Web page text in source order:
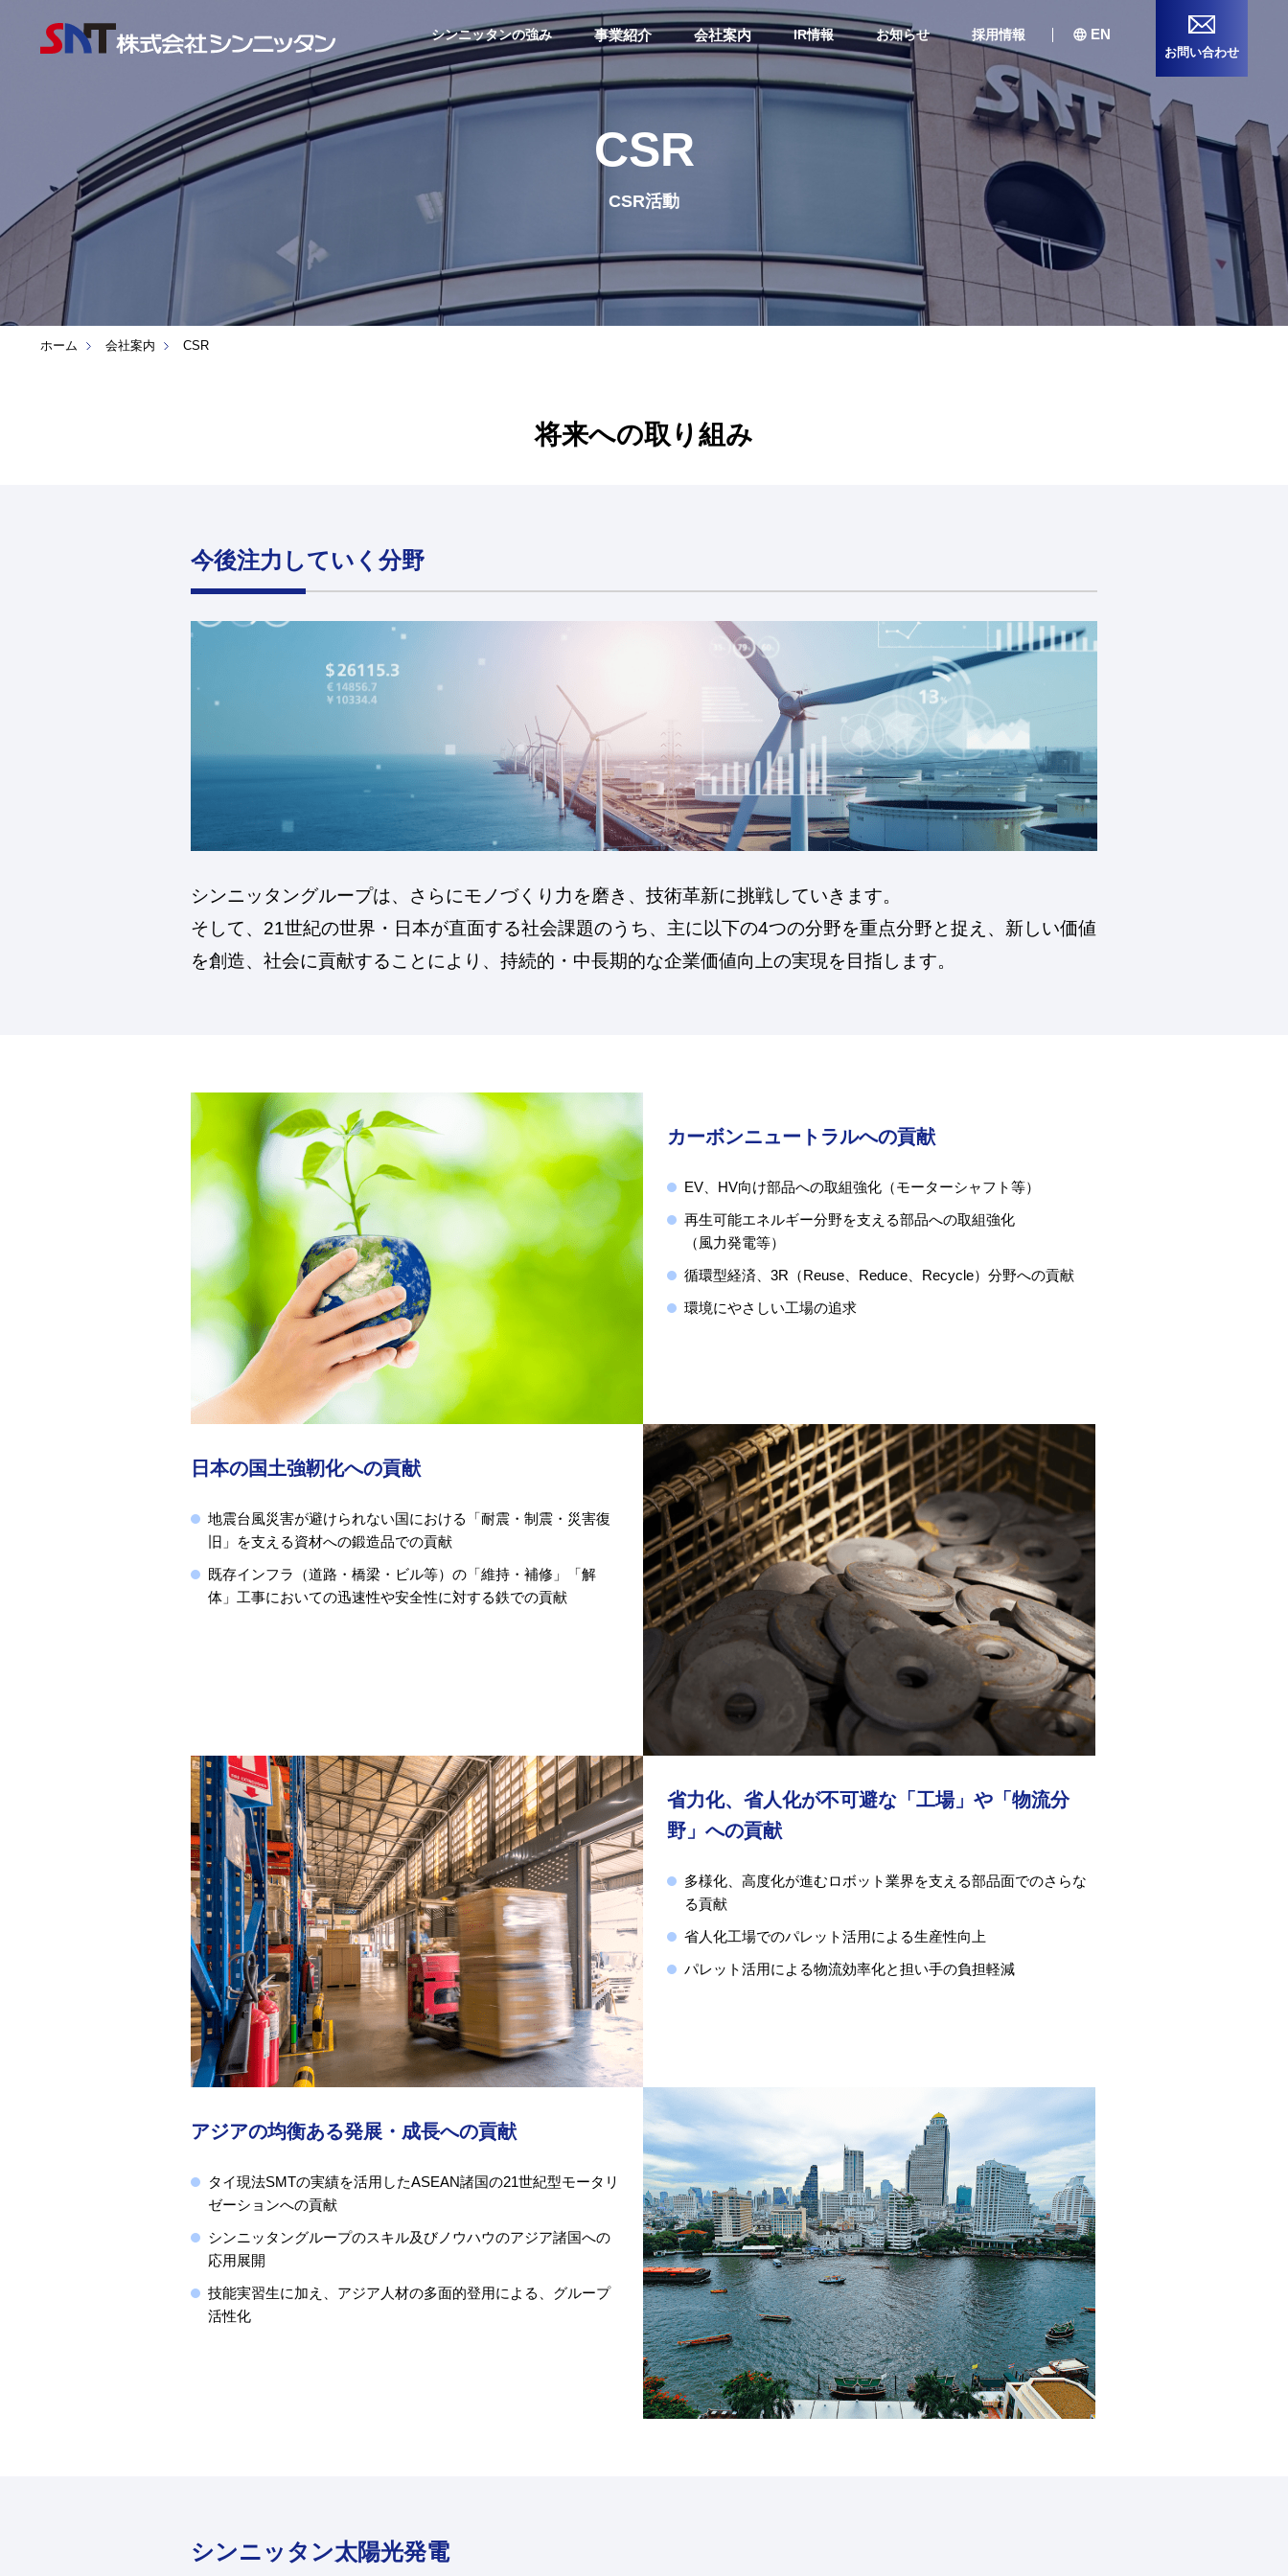
シンニッタンの強み 事業紹介 会社案内 IR情報 お知らせ 採用情報 EN
お問い合わせ
CSR
CSR活動
ホーム 会社案内 CSR
将来への取り組み
今後注力していく分野
シンニッタングループは、さらにモノづくり力を磨き、技術革新に挑戦していきます。
そして、21世紀の世界・日本が直面する社会課題のうち、主に以下の4つの分野を重点分野と捉え、新しい価値
を創造、社会に貢献することにより、持続的・中長期的な企業価値向上の実現を目指します。
カーボンニュートラルへの貢献
EV、HV向け部品への取組強化（モーターシャフト等）
再生可能エネルギー分野を支える部品への取組強化
（風力発電等）
循環型経済、3R（Reuse、Reduce、Recycle）分野への貢献
環境にやさしい工場の追求
日本の国土強靭化への貢献
地震台風災害が避けられない国における「耐震・制震・災害復
旧」を支える資材への鍛造品での貢献
既存インフラ（道路・橋梁・ビル等）の「維持・補修」「解
体」工事においての迅速性や安全性に対する鉄での貢献
省力化、省人化が不可避な「工場」や「物流分
野」への貢献
多様化、高度化が進むロボット業界を支える部品面でのさらな
る貢献
省人化工場でのパレット活用による生産性向上
パレット活用による物流効率化と担い手の負担軽減
アジアの均衡ある発展・成長への貢献
タイ現法SMTの実績を活用したASEAN諸国の21世紀型モータリ
ゼーションへの貢献
シンニッタングループのスキル及びノウハウのアジア諸国への
応用展開
技能実習生に加え、アジア人材の多面的登用による、グループ
活性化
シンニッタン太陽光発電